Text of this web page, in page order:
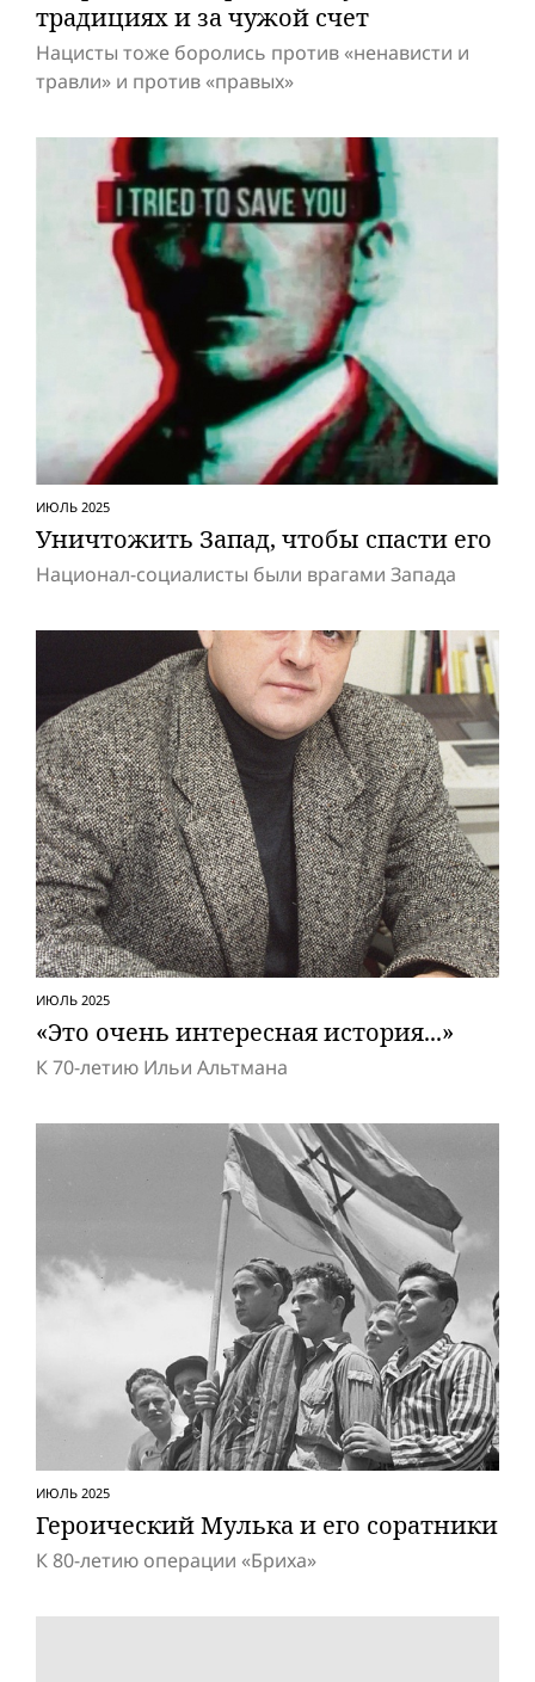
традициях и за чужой счет
Нацисты тоже боролись против «ненависти и
травли» и против «правых»
ИЮЛЬ 2025
Уничтожить Запад, чтобы спасти его
Национал-социалисты были врагами Запада
ИЮЛЬ 2025
«Это очень интересная история...»
К 70-летию Ильи Альтмана
ИЮЛЬ 2025
Героический Мулька и его соратники
К 80-летию операции «Бриха»